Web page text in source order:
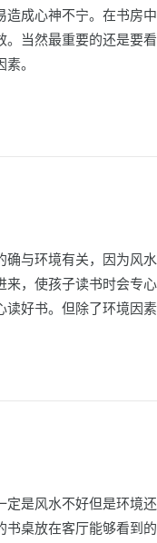
造成心神不宁。在书房
。当然最重要的还是要
。
确与环境有关，因为风
来，使孩子读书时会专
好书。但除了环境因
定是风水不好但是环境
书桌放在客厅能够看到